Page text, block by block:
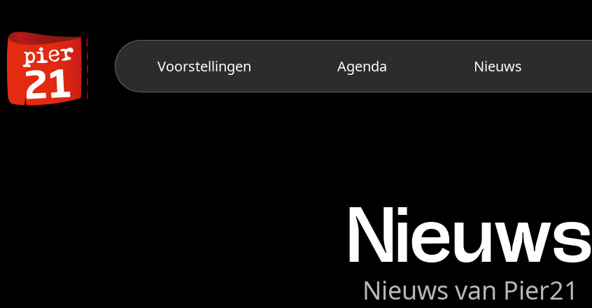
Voorstellingen Agenda Nieuws
Nieuws
Nieuws van Pier21